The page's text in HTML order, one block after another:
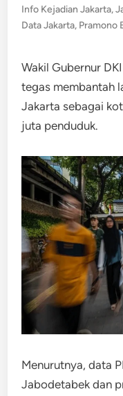
in
Info Kejadian Jakarta,
Data Jakarta, Pramono
Wakil Gubernur
tegas membantah
Jakarta sebagai
juta penduduk.
Menurutnya, data
Jabodetabek dan